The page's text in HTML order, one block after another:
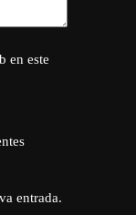
en este
entrada.